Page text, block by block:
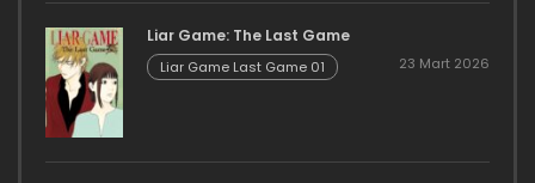
Liar Game: The Last Game
Liar Game Last Game 01 23 Mart 2026